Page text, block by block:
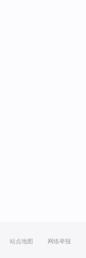
站点地图 网络举报